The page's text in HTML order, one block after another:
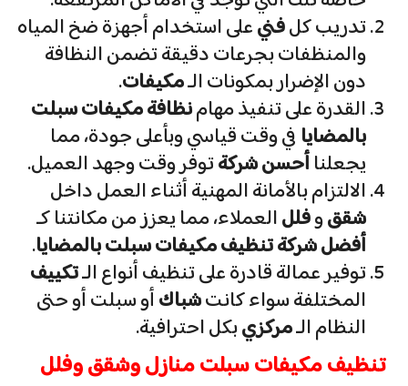
​تدريب كلفنيعلى استخدام أجهزة ضخ المياه
والمنظفات بجرعات دقيقة تضمن النظافة
دون الإضرار بمكونات الـمكيفات.
​القدرة على تنفيذ مهامنظافة مكيفات سبلت
بالمضايا في وقت قياسي وبأعلى جودة، مما
يجعلناأحسن شركةتوفر وقت وجهد العميل.
​الالتزام بالأمانة المهنية أثناء العمل داخل
شققوفللالعملاء، مما يعزز من مكانتنا كـ
أفضل شركة تنظيف مكيفات سبلت بالمضايا.
​توفير عمالة قادرة على تنظيف أنواع الـتكييف
المختلفة سواء كانتشباكأو سبلت أو حتى
النظام الـمركزيبكل احترافية.
​تنظيف مكيفات سبلت منازل وشقق وفلل